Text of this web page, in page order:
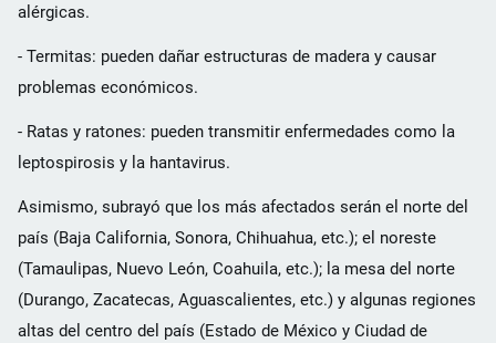
alérgicas.
- Termitas: pueden dañar estructuras de madera y causar
problemas económicos.
- Ratas y ratones: pueden transmitir enfermedades como la
leptospirosis y la hantavirus.
Asimismo, subrayó que los más afectados serán el norte del
país (Baja California, Sonora, Chihuahua, etc.); el noreste
(Tamaulipas, Nuevo León, Coahuila, etc.); la mesa del norte
(Durango, Zacatecas, Aguascalientes, etc.) y algunas regiones
altas del centro del país (Estado de México y Ciudad de